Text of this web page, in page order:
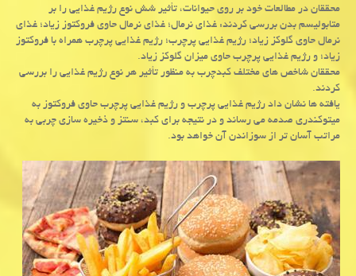
محققان در مطالعات خود بر روی حیوانات، تأثیر شش نوع رژیم غذایی را بر
متابولیسم بدن بررسی كردند: غذای نرمال؛ غذای نرمال حاوی فروكتوز زیاد؛ غذای
نرمال حاوی گلوكز زیاد؛ رژیم غذایی پرچرب؛ رژیم غذایی پرچرب همراه با فروكتوز
زیاد؛ و رژیم غذایی پرچرب حاوی میزان گلوكز زیاد.
محققان شاخص های مختلف كبدچرب به منظور تأثیر هر نوع رژیم غذایی را بررسی
كردند.
یافته ها نشان داد رژیم غذایی پرچرب و رژیم غذایی پرچرب حاوی فروكتوز به
میتوكندری صدمه می رساند و در نتیجه برای كبد، سنتز و ذخیره سازی چربی به
مراتب آسان تر از سوزاندن آن خواهد بود.